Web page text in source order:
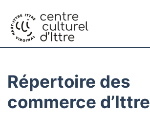
Répertoire des
commerce d’Ittre